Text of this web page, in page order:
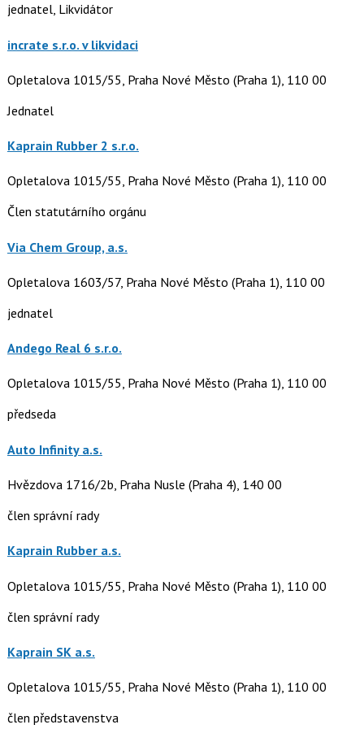
jednatel, Likvidátor
incrate s.r.o. v likvidaci
Opletalova 1015/55, Praha Nové Město (Praha 1), 110 00
Jednatel
Kaprain Rubber 2 s.r.o.
Opletalova 1015/55, Praha Nové Město (Praha 1), 110 00
Člen statutárního orgánu
Via Chem Group, a.s.
Opletalova 1603/57, Praha Nové Město (Praha 1), 110 00
jednatel
Andego Real 6 s.r.o.
Opletalova 1015/55, Praha Nové Město (Praha 1), 110 00
předseda
Auto Infinity a.s.
Hvězdova 1716/2b, Praha Nusle (Praha 4), 140 00
člen správní rady
Kaprain Rubber a.s.
Opletalova 1015/55, Praha Nové Město (Praha 1), 110 00
člen správní rady
Kaprain SK a.s.
Opletalova 1015/55, Praha Nové Město (Praha 1), 110 00
člen představenstva